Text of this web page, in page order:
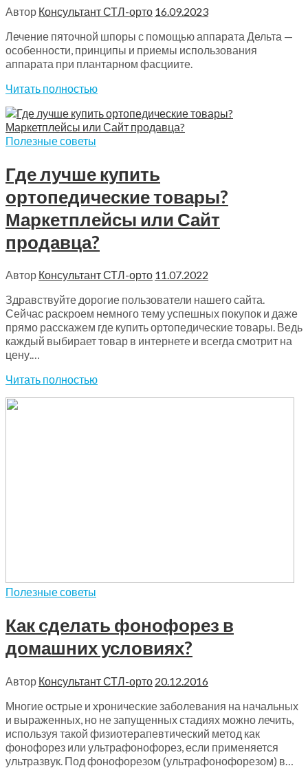
Автор Консультант СТЛ-орто 16.09.2023
Лечение пяточной шпоры с помощью аппарата Дельта —
особенности, принципы и приемы использования
аппарата при плантарном фасциите.
Читать полностью
Полезные советы
Где лучше купить
ортопедические товары?
Маркетплейсы или Сайт
продавца?
Автор Консультант СТЛ-орто 11.07.2022
Здравствуйте дорогие пользователи нашего сайта.
Сейчас раскроем немного тему успешных покупок и даже
прямо расскажем где купить ортопедические товары. Ведь
каждый выбирает товар в интернете и всегда смотрит на
цену.…
Читать полностью
Полезные советы
Как сделать фонофорез в
домашних условиях?
Автор Консультант СТЛ-орто 20.12.2016
Многие острые и хронические заболевания на начальных
и выраженных, но не запущенных стадиях можно лечить,
используя такой физиотерапевтический метод как
фонофорез или ультрафонофорез, если применяется
ультразвук. Под фонофорезом (ультрафонофорезом) в…